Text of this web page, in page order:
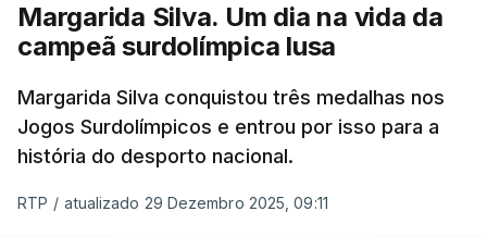
Margarida Silva. Um dia na vida da
campeã surdolímpica lusa
Margarida Silva conquistou três medalhas nos
Jogos Surdolímpicos e entrou por isso para a
história do desporto nacional.
RTP / atualizado 29 Dezembro 2025, 09:11